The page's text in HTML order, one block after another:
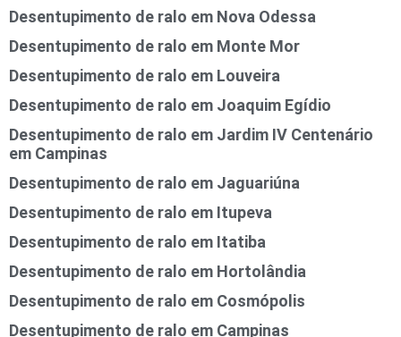
Desentupimento de ralo em Nova Odessa
Desentupimento de ralo em Monte Mor
Desentupimento de ralo em Louveira
Desentupimento de ralo em Joaquim Egídio
Desentupimento de ralo em Jardim IV Centenário
em Campinas
Desentupimento de ralo em Jaguariúna
Desentupimento de ralo em Itupeva
Desentupimento de ralo em Itatiba
Desentupimento de ralo em Hortolândia
Desentupimento de ralo em Cosmópolis
Desentupimento de ralo em Campinas